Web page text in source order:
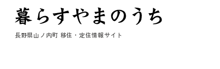
長野県山ノ内町 移住・定住情報サイト